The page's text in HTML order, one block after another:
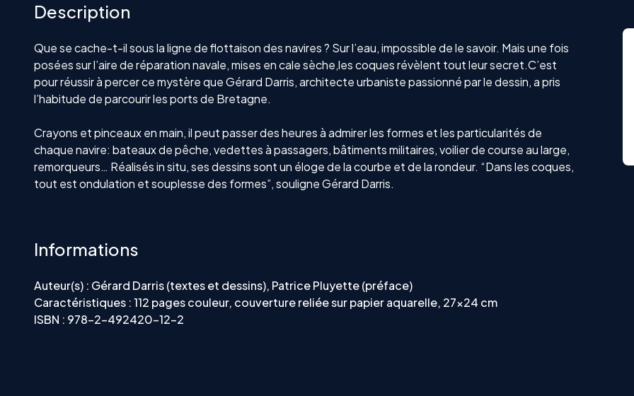
Description
Que se cache-t-il sous la ligne de flottaison des navires ? Sur l’eau, impossible de le savoir. Mais une fois
posées sur l’aire de réparation navale, mises en cale sèche,les coques révèlent tout leur secret.C’est
pour réussir à percer ce mystère que Gérard Darris, architecte urbaniste passionné par le dessin, a pris
l’habitude de parcourir les ports de Bretagne.
Crayons et pinceaux en main, il peut passer des heures à admirer les formes et les particularités de
chaque navire: bateaux de pêche, vedettes à passagers, bâtiments militaires, voilier de course au large,
remorqueurs… Réalisés in situ, ses dessins sont un éloge de la courbe et de la rondeur. “Dans les coques,
tout est ondulation et souplesse des formes”, souligne Gérard Darris.
Informations
Auteur(s) : Gérard Darris (textes et dessins), Patrice Pluyette (préface)
Caractéristiques : 112 pages couleur, couverture reliée sur papier aquarelle, 27x24 cm
ISBN : 978-2-492420-12-2